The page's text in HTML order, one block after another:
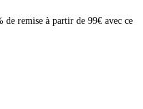
de remise à partir de 99€ avec ce